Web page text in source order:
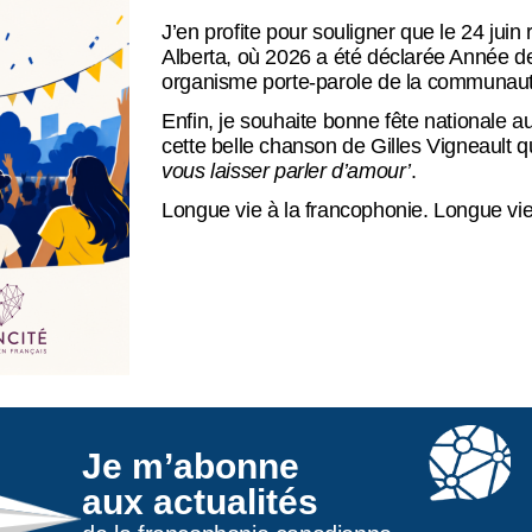
J’en profite pour souligner que le 24
Alberta, où 2026 a été déclarée Année
organisme porte-parole de la
Enfin, je souhaite bonne fête nationale
cette belle chanson de Gilles Vigneault
vous laisser parler d’amour’.
Longue vie à la francophonie. Longue
Je m’abonne
aux actualités